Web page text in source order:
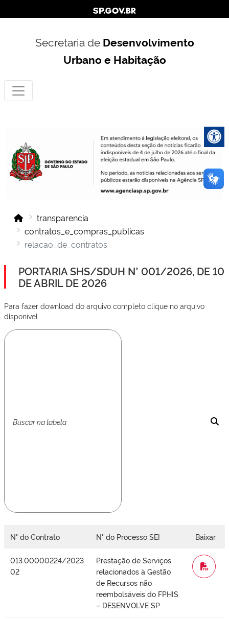
Secretaria de Desenvolvimento
Urbano e Habitação
transparencia
contratos_e_compras_publicas
relacao_de_contratos
PORTARIA SHS/SDUH N° 001/2026, DE 10
DE ABRIL DE 2026
Para fazer download do arquivo completo clique no arquivo
disponível
N° do Contrato N° do Processo SEI Baixar
013.00000224/2023
02
Prestação de Serviços
relacionados à Gestão
de Recursos não
reembolsáveis do FPHIS
– DESENVOLVE SP
WORD